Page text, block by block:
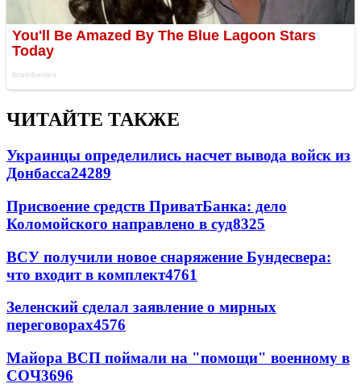
ЧИТАЙТЕ ТАКЖЕ
Украинцы определились насчет вывода войск из
Донбасса24289
Присвоение средств ПриватБанка: дело
Коломойского направлено в суд8325
ВСУ получили новое снаряжение Бундесвера:
что входит в комплект4761
Зеленский сделал заявление о мирных
переговорах4576
Майора ВСП поймали на "помощи" военному в
СОЧ3696